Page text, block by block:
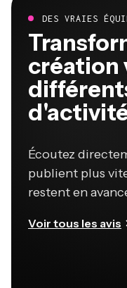
DES VRAIES
création
Écoutez
publient plus
restent en
Voir tous les avis